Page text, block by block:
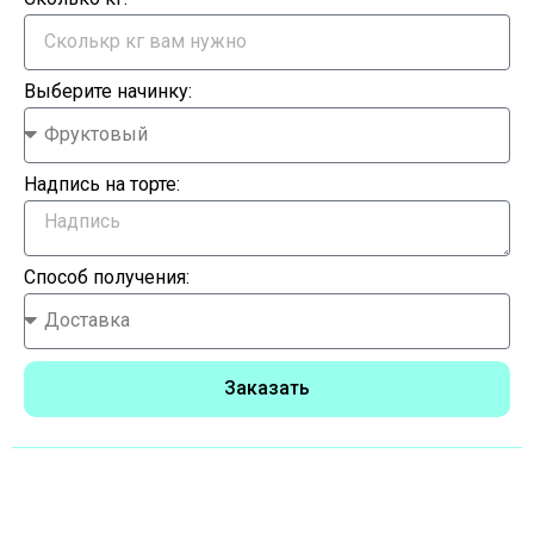
Выберите начинку:
Надпись на торте:
Способ получения:
Заказать